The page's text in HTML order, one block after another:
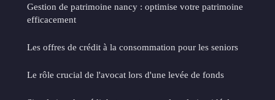
Gestion de patrimoine nancy : optimise votre patrimoine
efficacement
Les offres de crédit à la consommation pour les seniors
Le rôle crucial de l'avocat lors d'une levée de fonds